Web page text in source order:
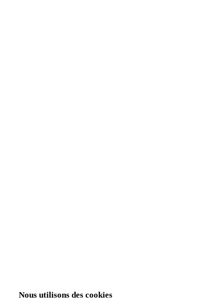
Nous utilisons des cookies